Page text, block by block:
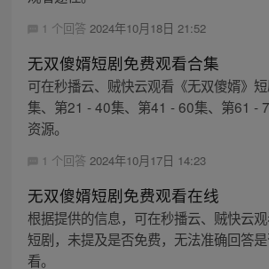
1 个回答 2024年10月18日 21:52
无双傻婿短剧免费观看合集
可在秒播云、贼快云观看《无双傻婿》
集、第21 - 40集、第41 - 60集、第61 -
资源。
1 个回答 2024年10月17日 14:23
无双傻婿短剧免费观看在线
根据提供的信息，可在秒播云、贼快云观
短剧，未提及是否免费，无法准确回答
看。